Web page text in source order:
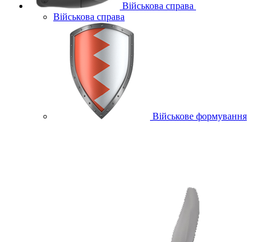
Військова справа
Військова справа
Військове формування